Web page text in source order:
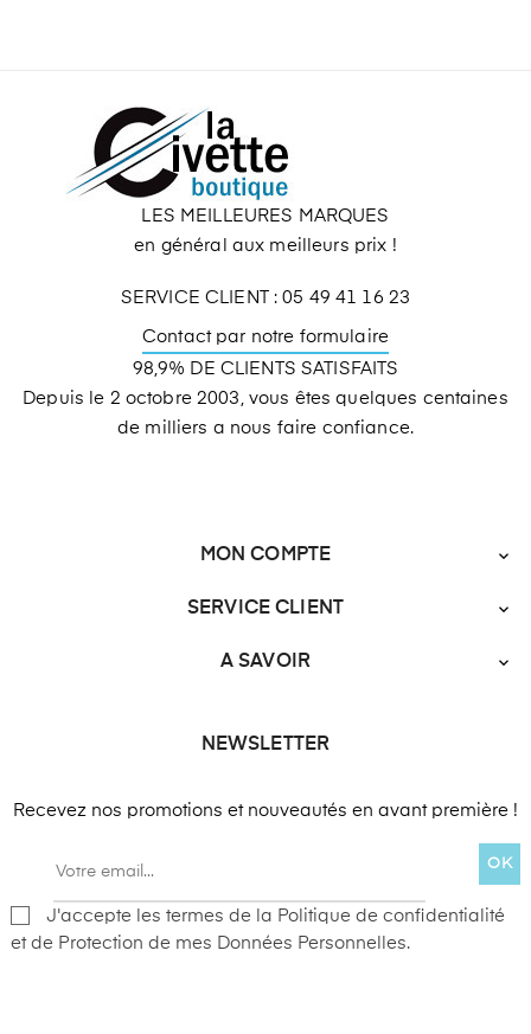
LES MEILLEURES MARQUES
en général aux meilleurs prix !
SERVICE CLIENT : 05 49 41 16 23
Contact par notre formulaire
98,9% DE CLIENTS SATISFAITS
Depuis le 2 octobre 2003, vous êtes quelques centaines
de milliers a nous faire confiance.
MON COMPTE 
SERVICE CLIENT 
A SAVOIR 
NEWSLETTER
Recevez nos promotions et nouveautés en avant première !
OK
J'accepte les termes de la Politique de confidentialité
et de Protection de mes Données Personnelles.